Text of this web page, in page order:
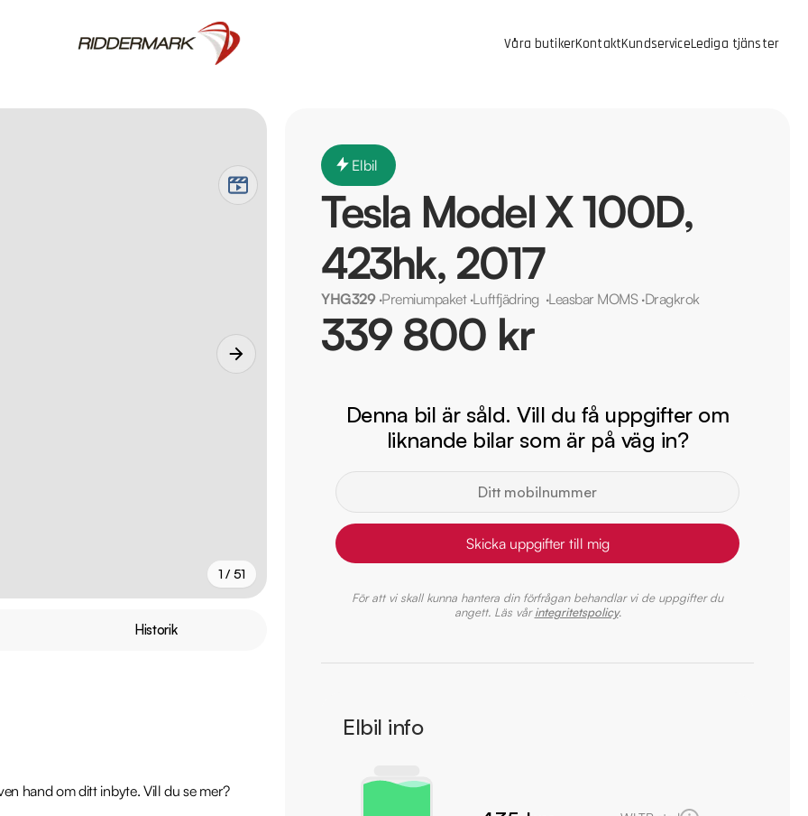
Våra butikerKontaktKundserviceLediga tjänster
1 / 51
Historik
hand om ditt inbyte. Vill du se mer?
Elbil
Tesla Model X 100D,
423hk, 2017
YHG329·Premiumpaket·Luftfjädring ·Leasbar MOMS·Dragkrok
339 800 kr
Denna bil är såld. Vill du få uppgifter om
liknande bilar som är på väg in?
Skicka uppgifter till mig
För att vi skall kunna hantera din förfrågan behandlar vi de uppgifter du
angett. Läs vårintegritetspolicy.
Elbil info